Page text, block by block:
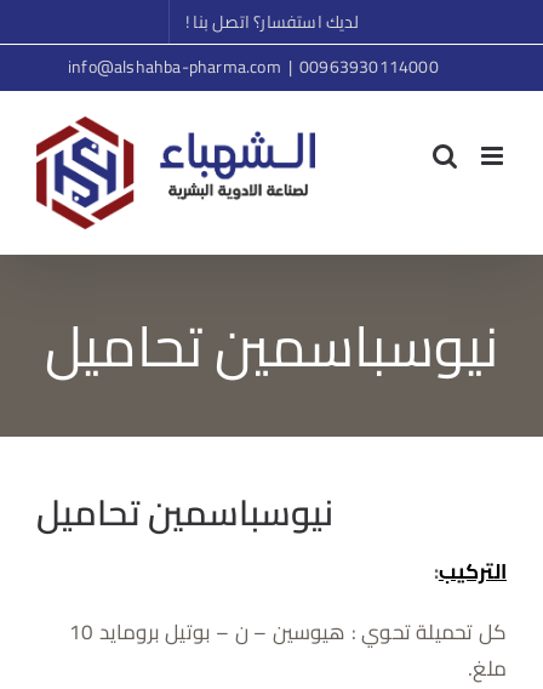
to
content
لديك استفسار؟ اتصل بنا !
00963930114000
|
info@alshahba-pharma.com
نيوسباسمين تحاميل
نيوسباسمين تحاميل
التركيب:
كل تحميلة تحوي : هيوسين – ن – بوتيل برومايد 10
ملغ.